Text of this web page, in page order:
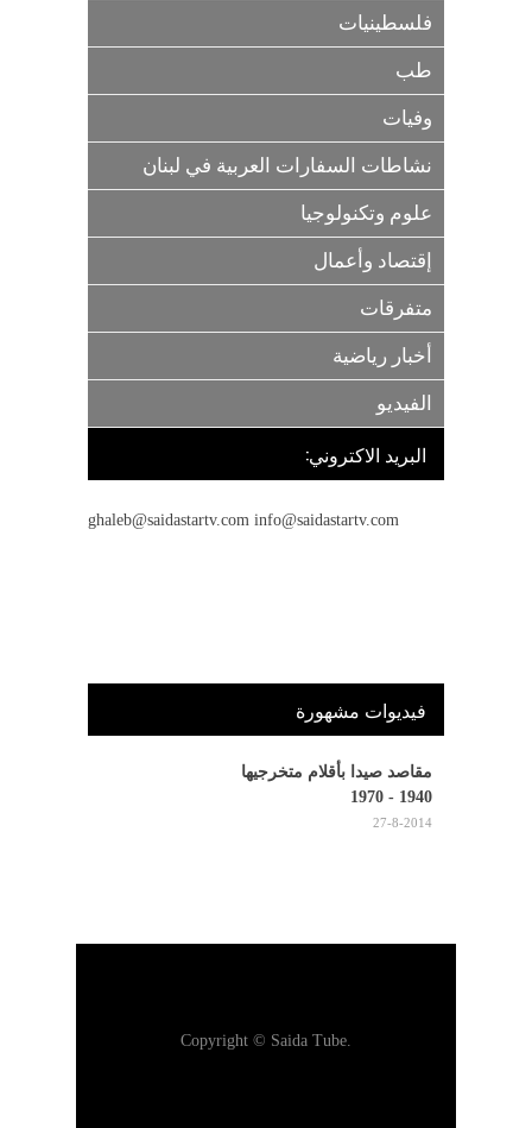
فلسطينيات
طب
وفيات
نشاطات السفارات العربية في لبنان
علوم وتكنولوجيا
إقتصاد وأعمال
متفرقات
أخبار رياضية
الفيديو
البريد الاكتروني:
ghaleb@saidastartv.com info@saidastartv.com
فيديوات مشهورة
مقاصد صيدا بأقلام متخرجيها
1940 - 1970
27-8-2014
Copyright © Saida Tube.